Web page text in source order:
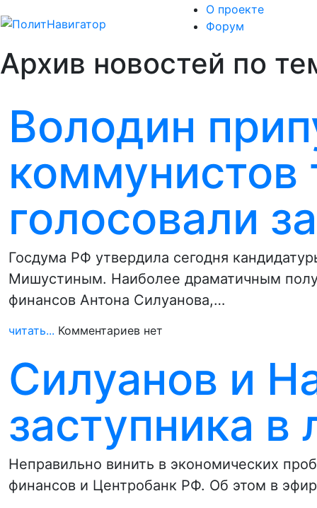
О проекте
Форум
Архив новостей по
Володин
голосовали
Госдума РФ утвердила сегодня
Мишустиным. Наиболее драматичным
финансов Антона Силуанова,…
читать... Комментариев нет
Силуанов и
заступника в
Неправильно винить в экономических
финансов и Центробанк РФ. Об этом в